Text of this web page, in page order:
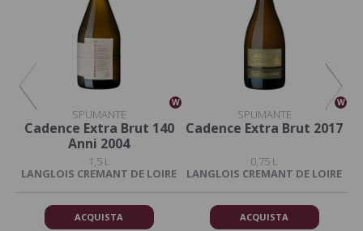
W
SPUMANTE
Cadence Extra Brut 140
Anni 2004
1,5 L
LANGLOIS CREMANT DE LOIRE
ACQUISTA
W
SPUMANTE
Cadence Extra Brut 2017
0,75 L
LANGLOIS CREMANT DE LOIRE
ACQUISTA